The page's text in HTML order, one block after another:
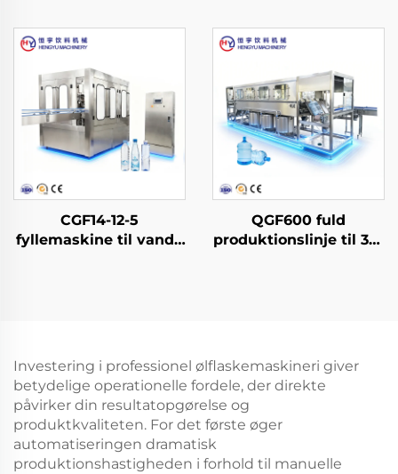
varm påfyldning
CGF14-12-5
fyllemaskine til vand i
QGF600 fuld
produktionslinje til 3-i-
Investering i professionel ølflaskemaskineri giver
betydelige operationelle fordele, der direkte
påvirker din resultatopgørelse og
produktkvaliteten. For det første øger
automatiseringen dramatisk
produktionshastigheden i forhold til manuelle